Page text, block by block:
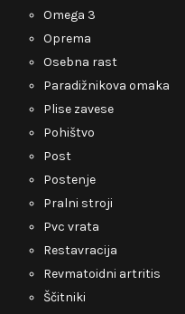
Omega 3
Oprema
Osebna rast
Paradižnikova omaka
Plise zavese
Pohištvo
Post
Postenje
Pralni stroji
Pvc vrata
Restavracija
Revmatoidni artritis
Ščitniki